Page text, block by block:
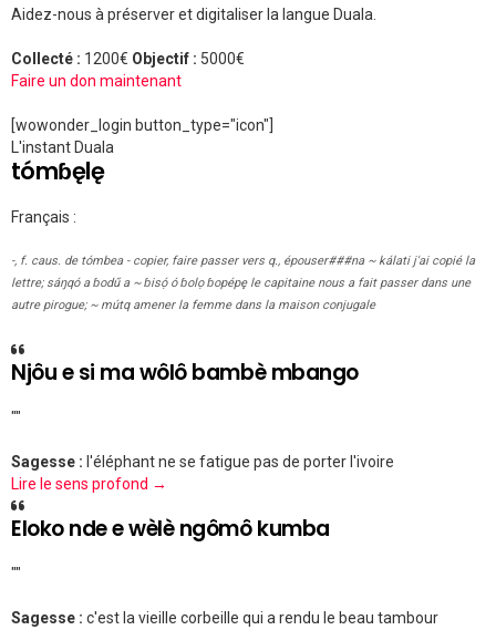
Aidez-nous à préserver et digitaliser la langue Duala.
Collecté : 1200€ Objectif : 5000€
Faire un don maintenant
[wowonder_login button_type="icon"]
L'instant Duala
tómɓęlę
Français :
-, f. caus. de tómbea - copier, faire passer vers q., épouser###na ~ kálati j'ai copié la
lettre; sáŋqó a ɓodű a ~ ɓisọ́ ó ɓolọ ɓopépę le capitaine nous a fait passer dans une
autre pirogue; ~ mútq amener la femme dans la maison conjugale
Njôu e si ma wôlô bambè mbango
""
Sagesse : l'éléphant ne se fatigue pas de porter l'ivoire
Lire le sens profond →
Eloko nde e wèlè ngômô kumba
""
Sagesse : c'est la vieille corbeille qui a rendu le beau tambour